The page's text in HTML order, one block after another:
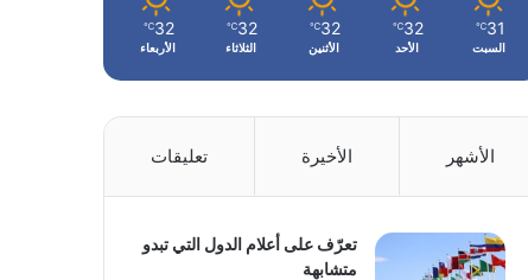
31
℃
السبت
32
℃
الأحد
32
℃
الأثنين
32
℃
الثلاثاء
32
℃
الأربعاء
الأشهر الأخيرة تعليقات
تعرّف على أعلام الدول التي تبدو
متشابهة